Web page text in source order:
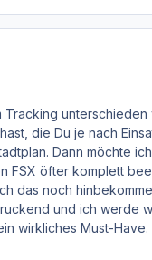
Tracking
die Du je nach
Dann möchte
FSX öfter komplett
das noch
und ich werde
wirkliches Must-Have.